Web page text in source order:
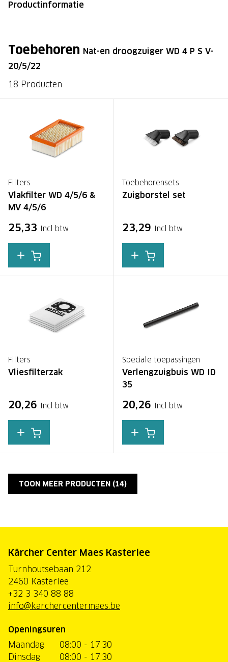
Productinformatie
Toebehoren Nat-en droogzuiger WD 4 P S V-
20/5/22
18 Producten
Filters
Vlakfilter WD 4/5/6 &
MV 4/5/6
25,33 Incl btw
Toebehorensets
Zuigborstel set
23,29 Incl btw
Filters
Vliesfilterzak
20,26 Incl btw
Speciale toepassingen
Verlengzuigbuis WD ID
35
20,26 Incl btw
TOON MEER PRODUCTEN (14)
Kärcher Center Maes Kasterlee
Turnhoutsebaan 212
2460 Kasterlee
+32 3 340 88 88
info@karchercentermaes.be
Openingsuren
Maandag
08:00 - 17:30
Dinsdag
08:00 - 17:30